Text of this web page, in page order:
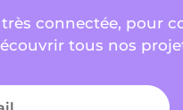
connectée, pour
tous nos